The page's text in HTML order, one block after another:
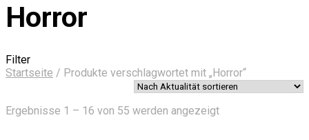
Horror
Filter
Startseite / Produkte verschlagwortet mit „Horror“
Ergebnisse 1 – 16 von 55 werden angezeigtNach